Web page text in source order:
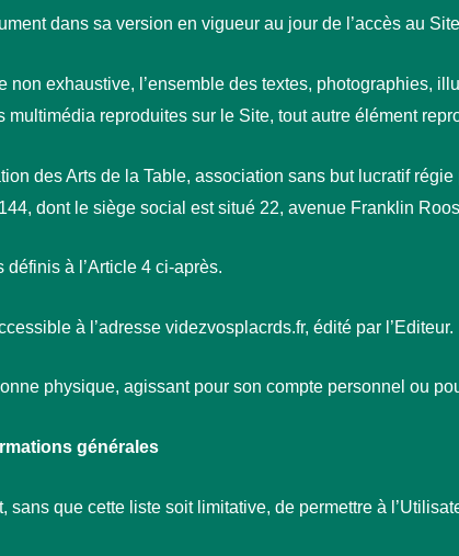
dans sa version en vigueur au jour de l’accès au
exhaustive, l’ensemble des textes, photographies,
reproduites sur le Site, tout autre élément
des Arts de la Table, association sans but lucratif régie
dont le siège social est situé 22, avenue Franklin
à l’Article 4 ci-après.
à l’adresse videzvosplacrds.fr, édité par l’Editeur.
physique, agissant pour son compte personnel ou
générales
sans que cette liste soit limitative, de permettre à